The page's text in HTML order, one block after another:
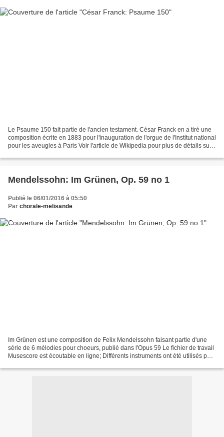
Le Psaume 150 fait partie de l'ancien testament. César Franck en a tiré une
composition écrite en 1883 pour l'inauguration de l'orgue de l'Institut national
pour les aveugles à Paris Voir l'article de Wikipedia pour plus de détails sur
Mendelssohn: Im Grünen, Op. 59 no 1
Publié le 06/01/2016 à 05:50
Par chorale-melisande
Im Grünen est une composition de Felix Mendelssohn faisant partie d'une
série de 6 mélodies pour choeurs, publié dans l'Opus 59 Le fichier de travail
Musescore est écoutable en ligne; Différents instruments ont été utilisés pour